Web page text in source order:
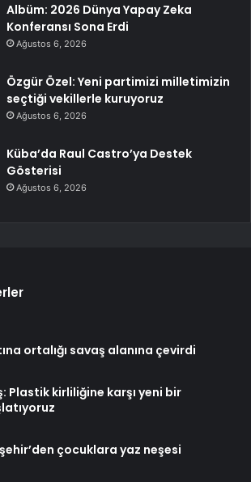
Albüm: 2026 Dünya Yapay Zeka
Konferansı Sona Erdi
Ağustos 6, 2026
Özgür Özel: Yeni partimizi milletimizin
seçtiği vekillerle kuruyoruz
Ağustos 6, 2026
Küba’da Raul Castro’ya Destek
Gösterisi
Ağustos 6, 2026
ortalığı savaş alanına çevirdi
Plastik kirliliğine karşı yeni bir
çocuklara yaz neşesi